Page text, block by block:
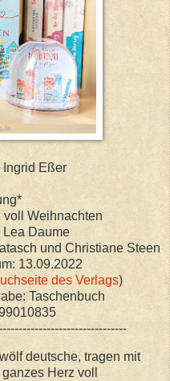
Ingrid Eßer
voll Weihnachten
Lea Daume
und Christiane Steen
13.09.2022
des Verlags)
Taschenbuch
deutsche, tragen mit
Herz voll